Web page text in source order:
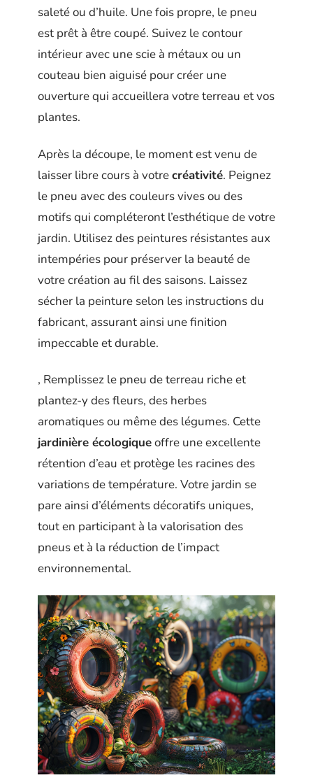
saleté ou d’huile. Une fois propre, le pneu
est prêt à être coupé. Suivez le contour
intérieur avec une scie à métaux ou un
couteau bien aiguisé pour créer une
ouverture qui accueillera votre terreau et vos
plantes.
Après la découpe, le moment est venu de
laisser libre cours à votrecréativité. Peignez
le pneu avec des couleurs vives ou des
motifs qui compléteront l’esthétique de votre
jardin. Utilisez des peintures résistantes aux
intempéries pour préserver la beauté de
votre création au fil des saisons. Laissez
sécher la peinture selon les instructions du
fabricant, assurant ainsi une finition
impeccable et durable.
, Remplissez le pneu de terreau riche et
plantez-y des fleurs, des herbes
aromatiques ou même des légumes. Cette
jardinière écologiqueoffre une excellente
rétention d’eau et protège les racines des
variations de température. Votre jardin se
pare ainsi d’éléments décoratifs uniques,
tout en participant à la valorisation des
pneus et à la réduction de l’impact
environnemental.